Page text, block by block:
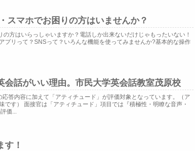
マホでお困りの方はいませんか？
方はいらっしゃいますか？電話しか出来ないだけじゃもったいない！
プリって？SNSって？いろんな機能を使ってみませんか?基本的な操作
会話がいい理由。市民大学英会話教室茂原校
答内容に加えて「アティチュード」が評価対象となっています。（ア
です） 面接官は「アティチュード」項目では『積極性・明瞭な音声・
価...
す！